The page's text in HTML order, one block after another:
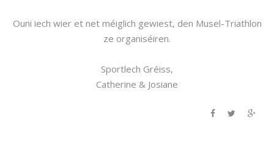
Ouni iech wier et net méiglich gewiest, den Musel-Triathlon
ze organiséiren.
Sportlech Gréiss,
Catherine & Josiane